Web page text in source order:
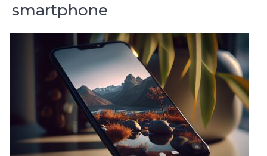
smartphone